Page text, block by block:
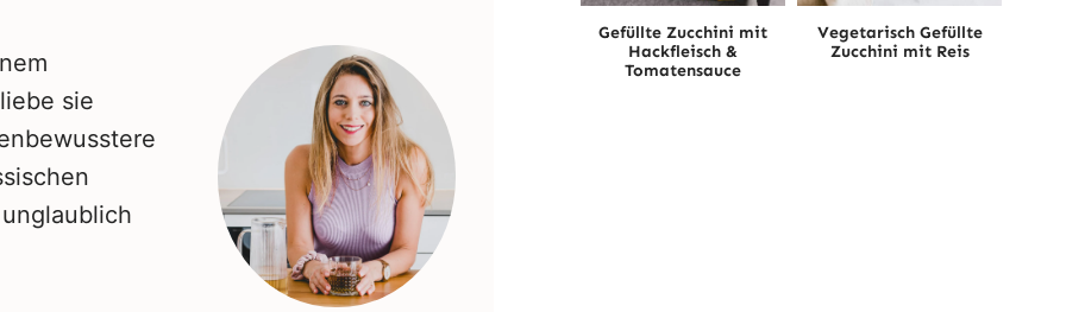
sie
Gefüllte Zucchini mit
Hackfleisch &
Tomatensauce
Vegetarisch Gefüllte
Zucchini mit Reis